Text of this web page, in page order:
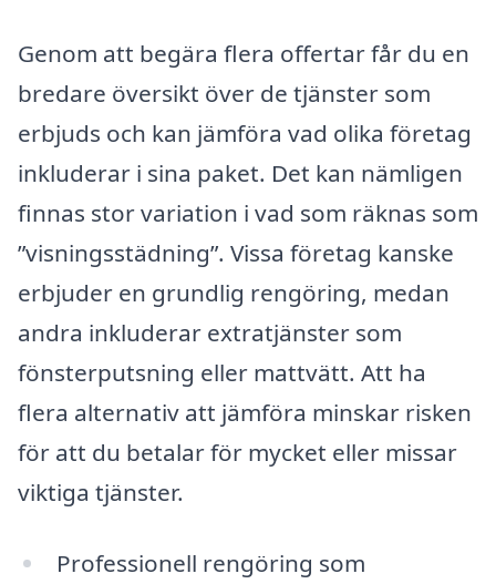
Genom att begära flera offertar får du en
bredare översikt över de tjänster som
erbjuds och kan jämföra vad olika företag
inkluderar i sina paket. Det kan nämligen
finnas stor variation i vad som räknas som
”visningsstädning”. Vissa företag kanske
erbjuder en grundlig rengöring, medan
andra inkluderar extratjänster som
fönsterputsning eller mattvätt. Att ha
flera alternativ att jämföra minskar risken
för att du betalar för mycket eller missar
viktiga tjänster.
Professionell rengöring som